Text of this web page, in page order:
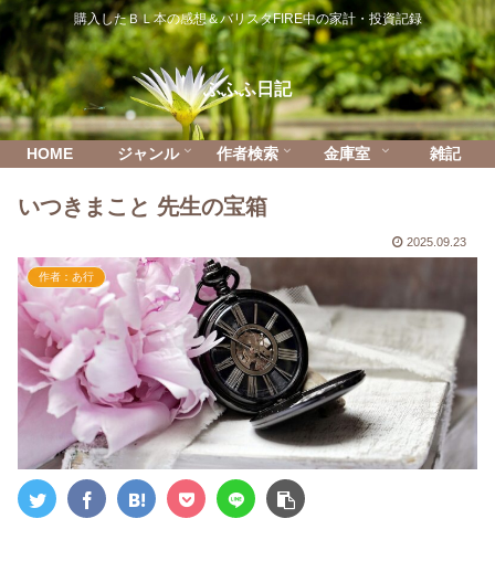
購入したＢＬ本の感想＆バリスタFIRE中の家計・投資記録
ふふふ日記
HOME ジャンル 作者検索 金庫室 雑記
いつきまこと 先生の宝箱
2025.09.23
作者：あ行